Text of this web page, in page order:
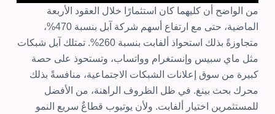
من الواضح أن كليهما كان استثمارًا خلال العقود الأربعة
الماضية، حتى مع ارتفاع أسهم شركة آبل بنسبة 470%،
متجاوزةً بذلك استحواذ ألفابت بنسبة 260%. تمتلك آبل شبكات
مثل ماي سبيس وإنستغرام وواتساب، وتستحوذ على حصة
كبيرة من سوق إعلانات الشبكات الاجتماعية، منافسةً بذلك
محرك بحث بينغ. في ظل الظروف الراهنة، من الأفضل
للمستثمرين اختيار ألفابت. ولأن يوتيوب قطاعٌ سريع النمو